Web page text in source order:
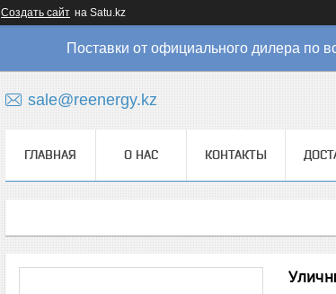
Создать сайт на Satu.kz
Поставки от официального дилера по
sale@reenergy.kz
ГЛАВНАЯ О НАС КОНТАКТЫ